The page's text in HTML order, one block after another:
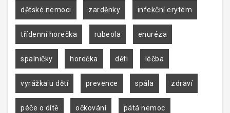
dětské nemoci zarděnky infekční erytém
třídenní horečka rubeola enuréza
spalničky horečka děti léčba
vyrážka u dětí prevence spála zdraví
péče o dítě očkování pátá nemoc